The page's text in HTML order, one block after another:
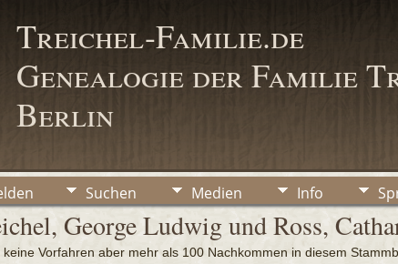
Treichel-Familie.de
Genealogie der Familie
Berlin
Suchen Medien Info
George Ludwig und Ross,
Vorfahren aber mehr als 100 Nachkommen in diesem